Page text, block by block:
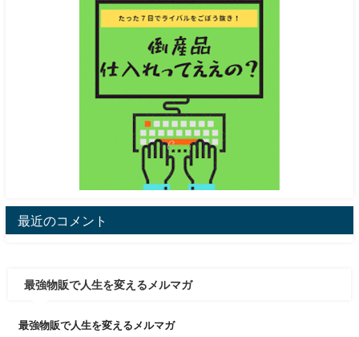
最近のコメント
最強物販で人生を変えるメルマガ
最強物販で人生を変えるメルマガ